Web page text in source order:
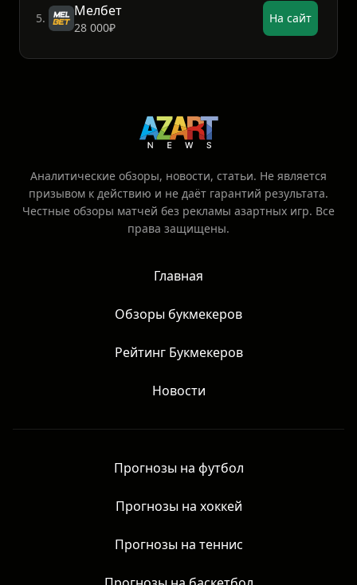
5. Мелбет
28 000₽
На сайт
Аналитические обзоры, новости, статьи. Не является
призывом к действию и не даёт гарантий результата.
Честные обзоры матчей без рекламы азартных игр. Все
права защищены.
Главная
Обзоры букмекеров
Рейтинг Букмекеров
Новости
Прогнозы на футбол
Прогнозы на хоккей
Прогнозы на теннис